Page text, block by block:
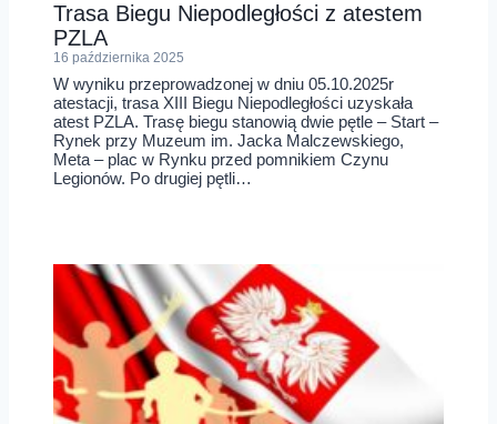
Trasa Biegu Niepodległości z atestem
PZLA
16 października 2025
W wyniku przeprowadzonej w dniu 05.10.2025r
atestacji, trasa XIII Biegu Niepodległości uzyskała
atest PZLA. Trasę biegu stanowią dwie pętle – Start –
Rynek przy Muzeum im. Jacka Malczewskiego,
Meta – plac w Rynku przed pomnikiem Czynu
Legionów. Po drugiej pętli…